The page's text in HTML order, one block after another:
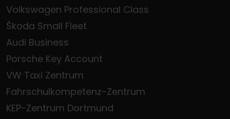
Volkswagen Professional Class
Škoda Small Fleet
Audi Business
Porsche Key Account
VW Taxi Zentrum
Fahrschulkompetenz-Zentrum
KEP-Zentrum Dortmund